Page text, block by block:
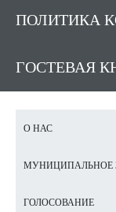
ПОЛИТИКА
ГОСТЕВАЯ
О НАС
МУНИЦИПАЛЬНОЕ
ГОЛОСОВАНИЕ